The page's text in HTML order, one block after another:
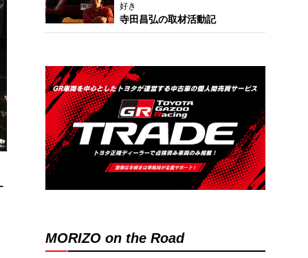
好き
寺田昌弘の取材活動記
MORIZO on the Road